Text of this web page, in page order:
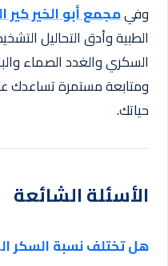
وفيمجمع أبو الخير كير
الطبية وأدق التحاليل
السكري والغدد الصماء
ومتابعة مستمرة تساعدك
حياتك.
الأسئلة الشائعة
هل تختلف نسبة السكر